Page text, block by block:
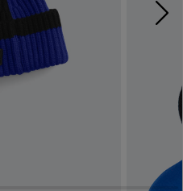
詳しく見る
下取り申請